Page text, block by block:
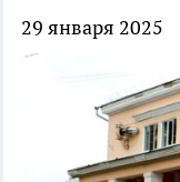
29 января 2025